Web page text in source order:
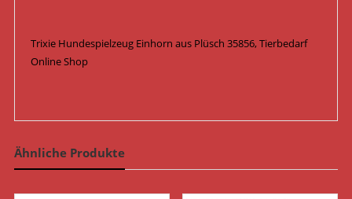
Trixie Hundespielzeug Einhorn aus Plüsch 35856, Tierbedarf
Online Shop
Ähnliche Produkte